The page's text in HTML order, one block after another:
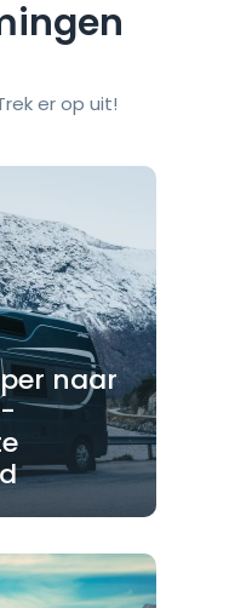
er op uit!
naar